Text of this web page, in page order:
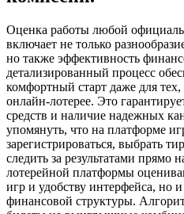
Оценка работы любой
включает не только
но также эффективность
детализированный процесс
комфортный старт даже для тех,
онлайн-лотерее. Это
средств и наличие надежных
упомянуть, что на платформе
зарегистрироваться, выбрать
следить за результатами прямо
лотерейной платформы
игр и удобству интерфейса, но
финансовой структуры.